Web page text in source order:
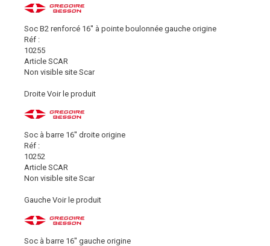
Soc B2 renforcé 16'' à pointe boulonnée gauche origine
Réf :
10255
Article SCAR
Non visible site Scar
Droite Voir le produit
Soc à barre 16'' droite origine
Réf :
10252
Article SCAR
Non visible site Scar
Gauche Voir le produit
Soc à barre 16'' gauche origine